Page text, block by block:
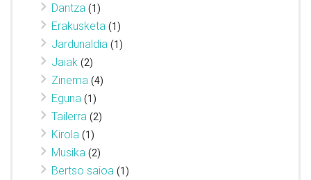
Dantza (1)
Erakusketa (1)
Jardunaldia (1)
Jaiak (2)
Zinema (4)
Eguna (1)
Tailerra (2)
Kirola (1)
Musika (2)
Bertso saioa (1)